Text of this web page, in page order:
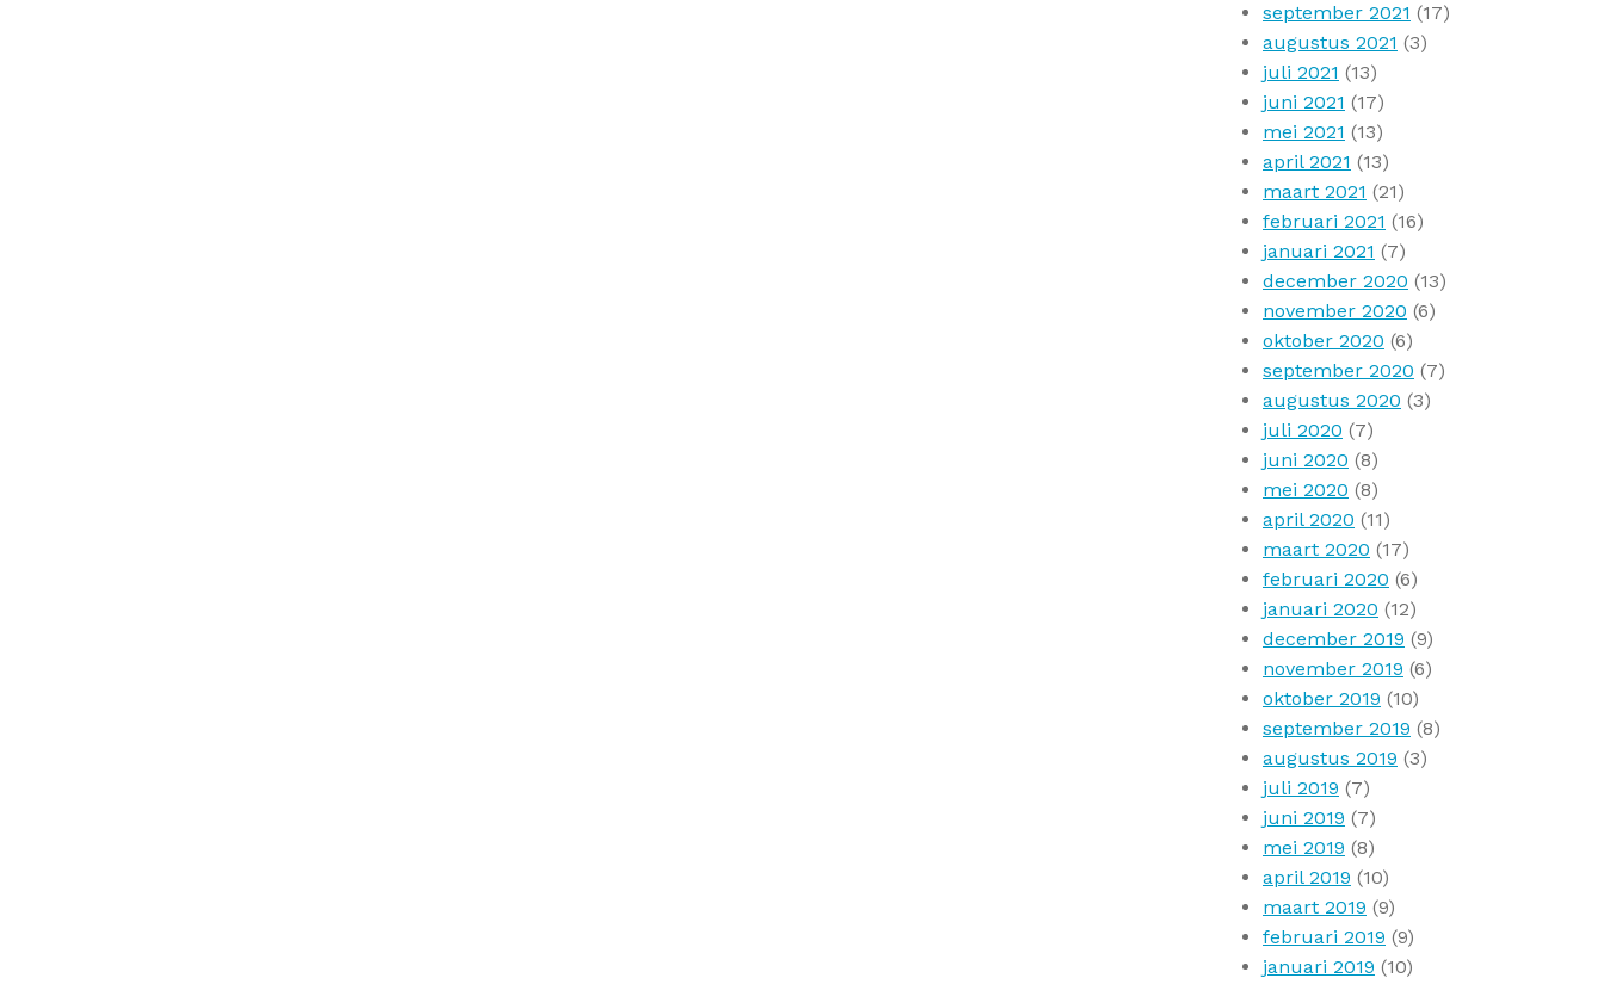
september 2021 (17)
augustus 2021 (3)
juli 2021 (13)
juni 2021 (17)
mei 2021 (13)
april 2021 (13)
maart 2021 (21)
februari 2021 (16)
januari 2021 (7)
december 2020 (13)
november 2020 (6)
oktober 2020 (6)
september 2020 (7)
augustus 2020 (3)
juli 2020 (7)
juni 2020 (8)
mei 2020 (8)
april 2020 (11)
maart 2020 (17)
februari 2020 (6)
januari 2020 (12)
december 2019 (9)
november 2019 (6)
oktober 2019 (10)
september 2019 (8)
augustus 2019 (3)
juli 2019 (7)
juni 2019 (7)
mei 2019 (8)
april 2019 (10)
maart 2019 (9)
februari 2019 (9)
januari 2019 (10)